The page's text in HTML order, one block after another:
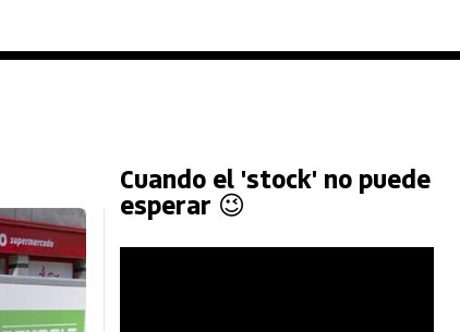
Cuando el 'stock' no puede
esperar 😉